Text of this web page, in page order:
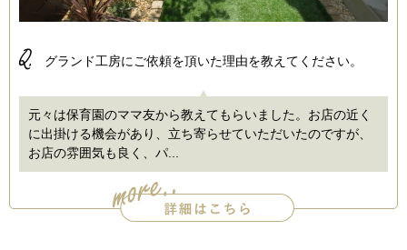
Q. グランド工房にご依頼を頂いた理由を教えてください。
元々は保育園のママ友から教えてもらいました。お店の近く
に出掛ける機会があり、立ち寄らせていただいたのですが、
お店の雰囲気も良く、パ...